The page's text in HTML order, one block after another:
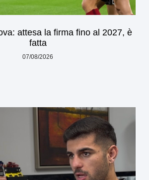
attesa la firma fino al 2027, è
fatta
07/08/2026